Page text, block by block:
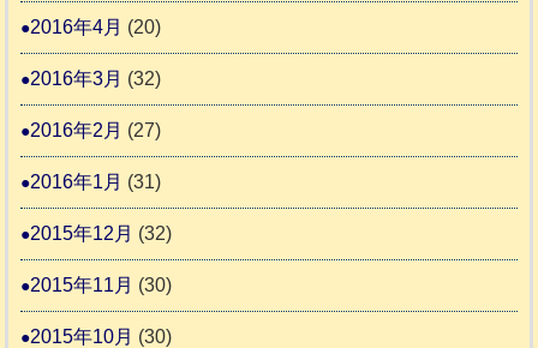
2016年4月 (20)
2016年3月 (32)
2016年2月 (27)
2016年1月 (31)
2015年12月 (32)
2015年11月 (30)
2015年10月 (30)